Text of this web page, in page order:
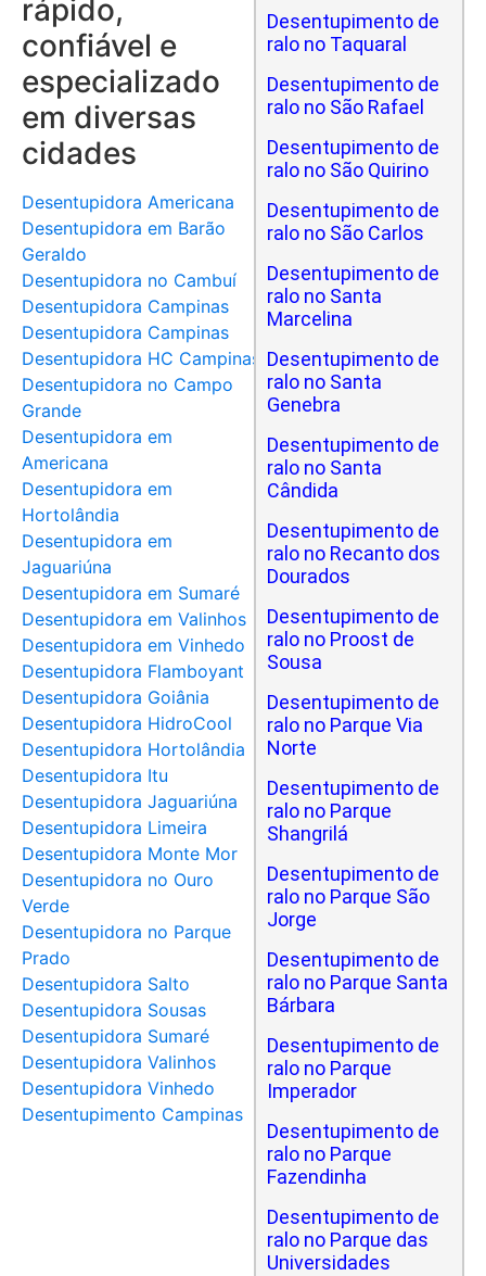
rápido,
confiável e
especializado
em diversas
cidades
Desentupidora Americana
Desentupidora em Barão
Geraldo
Desentupidora no Cambuí
Desentupidora Campinas
Desentupidora Campinas
Desentupidora HC Campinas
Desentupidora no Campo
Grande
Desentupidora em
Americana
Desentupidora em
Hortolândia
Desentupidora em
Jaguariúna
Desentupidora em Sumaré
Desentupidora em Valinhos
Desentupidora em Vinhedo
Desentupidora Flamboyant
Desentupidora Goiânia
Desentupidora HidroCool
Desentupidora Hortolândia
Desentupidora Itu
Desentupidora Jaguariúna
Desentupidora Limeira
Desentupidora Monte Mor
Desentupidora no Ouro
Verde
Desentupidora no Parque
Prado
Desentupidora Salto
Desentupidora Sousas
Desentupidora Sumaré
Desentupidora Valinhos
Desentupidora Vinhedo
Desentupimento Campinas
Desentupimento de
ralo no Taquaral
Desentupimento de
ralo no São Rafael
Desentupimento de
ralo no São Quirino
Desentupimento de
ralo no São Carlos
Desentupimento de
ralo no Santa
Marcelina
Desentupimento de
ralo no Santa
Genebra
Desentupimento de
ralo no Santa
Cândida
Desentupimento de
ralo no Recanto dos
Dourados
Desentupimento de
ralo no Proost de
Sousa
Desentupimento de
ralo no Parque Via
Norte
Desentupimento de
ralo no Parque
Shangrilá
Desentupimento de
ralo no Parque São
Jorge
Desentupimento de
ralo no Parque Santa
Bárbara
Desentupimento de
ralo no Parque
Imperador
Desentupimento de
ralo no Parque
Fazendinha
Desentupimento de
ralo no Parque das
Universidades